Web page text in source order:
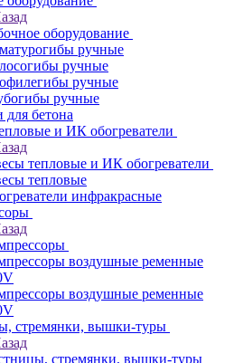
оборудование
ручные
ручные
ручные
ручные
для бетона
и ИК обогреватели
тепловые и ИК обогреватели
тепловые
инфракрасные
воздушные ременные
воздушные ременные
стремянки, вышки-туры
стремянки, вышки-туры